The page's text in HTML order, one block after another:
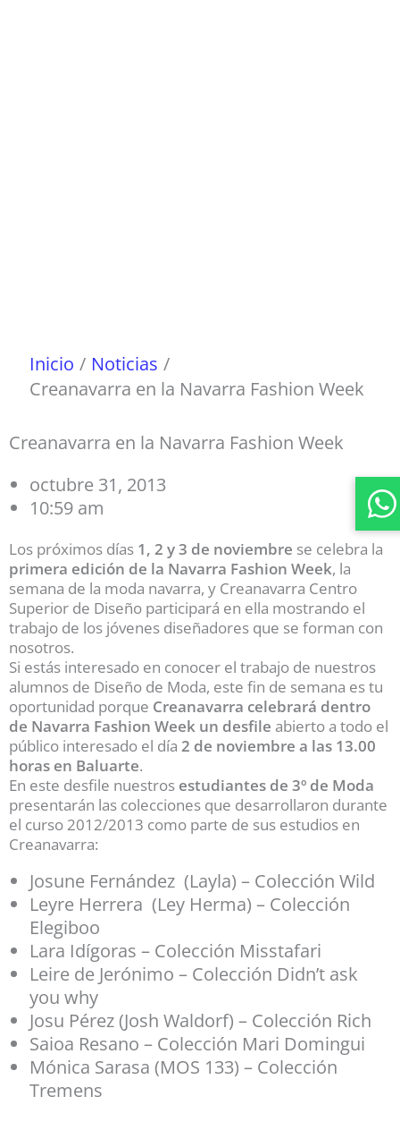
Inicio
Noticias
Creanavarra en la Navarra Fashion Week
Creanavarra en la Navarra Fashion Week
octubre 31, 2013
10:59 am
Los próximos días 1, 2 y 3 de noviembre se celebra la
primera edición de la Navarra Fashion Week, la
semana de la moda navarra, y Creanavarra Centro
Superior de Diseño participará en ella mostrando el
trabajo de los jóvenes diseñadores que se forman con
nosotros.
Si estás interesado en conocer el trabajo de nuestros
alumnos de Diseño de Moda, este fin de semana es tu
oportunidad porque Creanavarra celebrará dentro
de Navarra Fashion Week un desfile abierto a todo el
público interesado el día 2 de noviembre a las 13.00
horas en Baluarte.
En este desfile nuestros estudiantes de 3º de Moda
presentarán las colecciones que desarrollaron durante
el curso 2012/2013 como parte de sus estudios en
Creanavarra:
Josune Fernández (Layla) – Colección Wild
Leyre Herrera (Ley Herma) – Colección
Elegiboo
Lara Idígoras – Colección Misstafari
Leire de Jerónimo – Colección Didn’t ask
you why
Josu Pérez (Josh Waldorf) – Colección Rich
Saioa Resano – Colección Mari Domingui
Mónica Sarasa (MOS 133) – Colección
Tremens